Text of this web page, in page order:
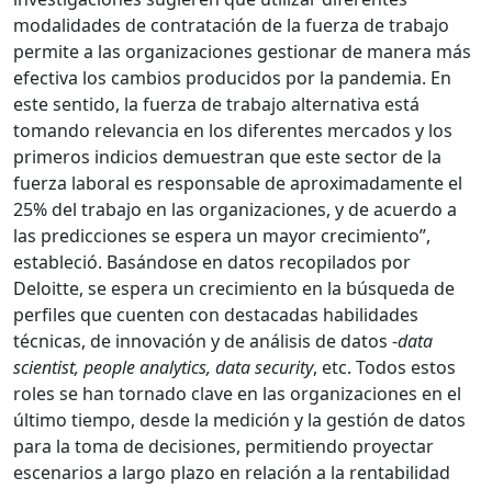
modalidades de contratación de la fuerza de trabajo
permite a las organizaciones gestionar de manera más
efectiva los cambios producidos por la pandemia. En
este sentido, la fuerza de trabajo alternativa está
tomando relevancia en los diferentes mercados y los
primeros indicios demuestran que este sector de la
fuerza laboral es responsable de aproximadamente el
25% del trabajo en las organizaciones, y de acuerdo a
las predicciones se espera un mayor crecimiento”,
estableció. Basándose en datos recopilados por
Deloitte, se espera un crecimiento en la búsqueda de
perfiles que cuenten con destacadas habilidades
técnicas, de innovación y de análisis de datos -data
scientist, people analytics, data security, etc. Todos estos
roles se han tornado clave en las organizaciones en el
último tiempo, desde la medición y la gestión de datos
para la toma de decisiones, permitiendo proyectar
escenarios a largo plazo en relación a la rentabilidad